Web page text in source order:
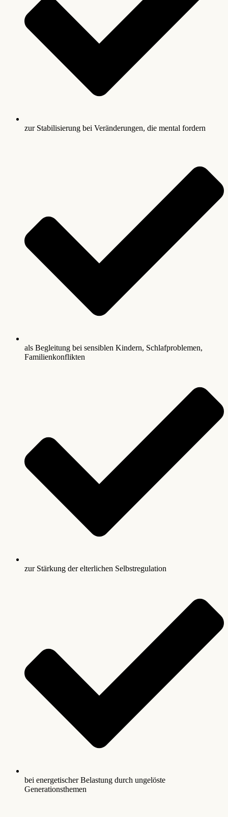
zur Stabilisierung bei Veränderungen, die mental fordern
als Begleitung bei sensiblen Kindern, Schlafproblemen,
Familienkonflikten
zur Stärkung der elterlichen Selbstregulation
bei energetischer Belastung durch ungelöste
Generationsthemen